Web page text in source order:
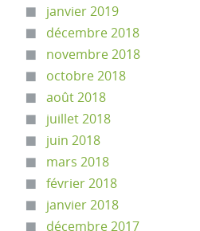
janvier 2019
décembre 2018
novembre 2018
octobre 2018
août 2018
juillet 2018
juin 2018
mars 2018
février 2018
janvier 2018
décembre 2017